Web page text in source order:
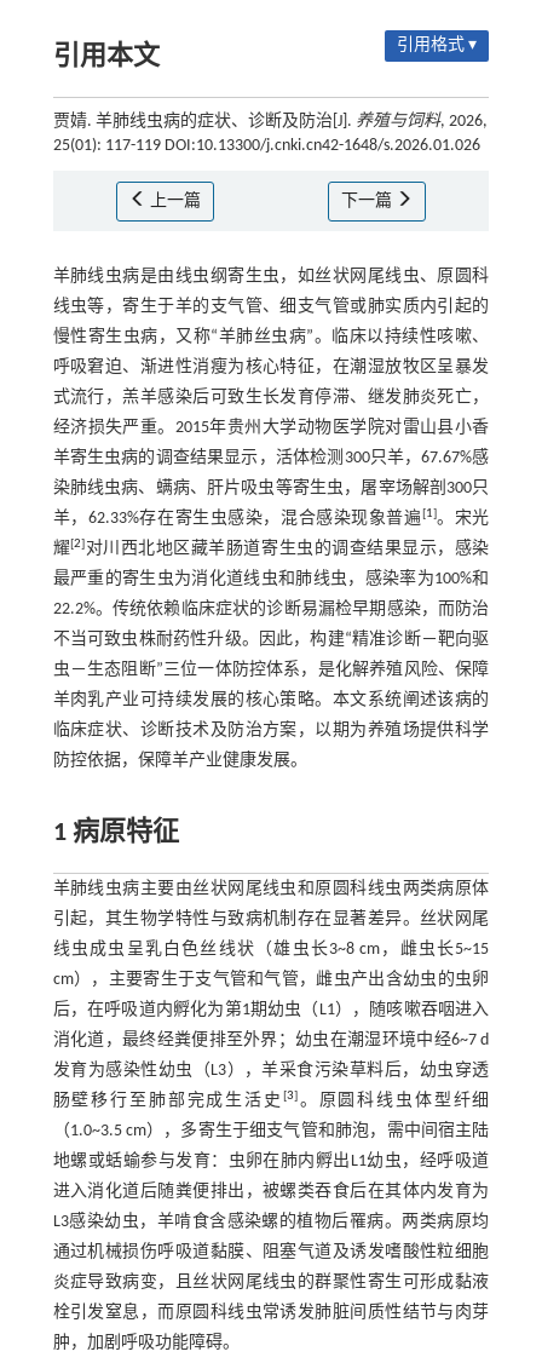
引用本文 引用格式 ▾
贾婧. 羊肺线虫病的症状、诊断及防治[J]. 养殖与饲料, 2026,
25(01): 117-119 DOI:10.13300/j.cnki.cn42-1648/s.2026.01.026
上一篇 下一篇
羊肺线虫病是由线虫纲寄生虫，如丝状网尾线虫、原圆科
线虫等，寄生于羊的支气管、细支气管或肺实质内引起的
慢性寄生虫病，又称“羊肺丝虫病”。临床以持续性咳嗽、
呼吸窘迫、渐进性消瘦为核心特征，在潮湿放牧区呈暴发
式流行，羔羊感染后可致生长发育停滞、继发肺炎死亡，
经济损失严重。2015年贵州大学动物医学院对雷山县小香
羊寄生虫病的调查结果显示，活体检测300只羊，67.67%感
染肺线虫病、螨病、肝片吸虫等寄生虫，屠宰场解剖300只
羊，62.33%存在寄生虫感染，混合感染现象普遍[1]。宋光
耀[2] 对川西北地区藏羊肠道寄生虫的调查结果显示，感染
最严重的寄生虫为消化道线虫和肺线虫，感染率为100%和
22.2%。传统依赖临床症状的诊断易漏检早期感染，而防治
不当可致虫株耐药性升级。因此，构建“精准诊断－靶向驱
虫－生态阻断”三位一体防控体系，是化解养殖风险、保障
羊肉乳产业可持续发展的核心策略。本文系统阐述该病的
临床症状、诊断技术及防治方案，以期为养殖场提供科学
防控依据，保障羊产业健康发展。
1 病原特征
羊肺线虫病主要由丝状网尾线虫和原圆科线虫两类病原体
引起，其生物学特性与致病机制存在显著差异。丝状网尾
线虫成虫呈乳白色丝线状（雄虫长3~8 cm，雌虫长5~15
cm），主要寄生于支气管和气管，雌虫产出含幼虫的虫卵
后，在呼吸道内孵化为第1期幼虫（L1），随咳嗽吞咽进入
消化道，最终经粪便排至外界；幼虫在潮湿环境中经6~7 d
发育为感染性幼虫（L3），羊采食污染草料后，幼虫穿透
肠壁移行至肺部完成生活史 [3]。原圆科线虫体型纤细
（1.0~3.5 cm），多寄生于细支气管和肺泡，需中间宿主陆
地螺或蛞蝓参与发育：虫卵在肺内孵出L1幼虫，经呼吸道
进入消化道后随粪便排出，被螺类吞食后在其体内发育为
L3感染幼虫，羊啃食含感染螺的植物后罹病。两类病原均
通过机械损伤呼吸道黏膜、阻塞气道及诱发嗜酸性粒细胞
炎症导致病变，且丝状网尾线虫的群聚性寄生可形成黏液
栓引发窒息，而原圆科线虫常诱发肺脏间质性结节与肉芽
肿，加剧呼吸功能障碍。